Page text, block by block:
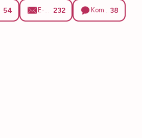
54 E-Mail 232 Kommentare 38